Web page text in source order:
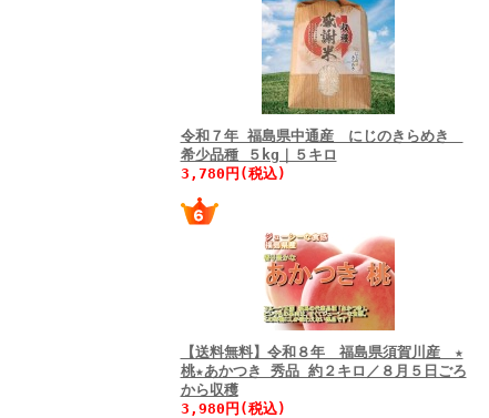
令和７年 福島県中通産 にじのきらめき
希少品種 ５kg｜５キロ
3,780円(税込)
【送料無料】令和８年 福島県須賀川産 ★
桃★あかつき 秀品 約２キロ／８月５日ごろ
から収穫
3,980円(税込)